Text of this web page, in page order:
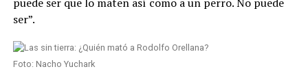
ser”.
Foto: Nacho Yuchark